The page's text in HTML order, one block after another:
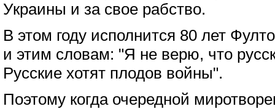
Украины и за свое рабство.
В этом году исполнится 80 лет
и этим словам: "Я не верю, что
Русские хотят плодов войны".
Поэтому когда очередной